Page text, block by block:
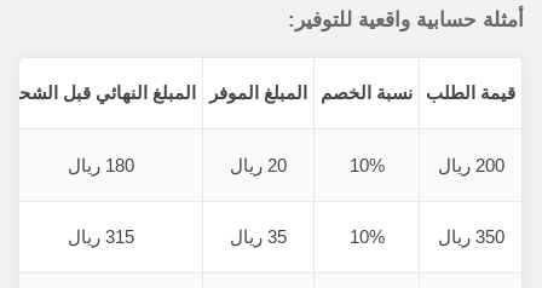
أمثلة حسابية واقعية للتوفير:
قيمة الطلب نسبة الخصم المبلغ الموفر المبلغ النهائي قبل الشحن
200 ريال 10% 20 ريال 180 ريال
350 ريال 10% 35 ريال 315 ريال